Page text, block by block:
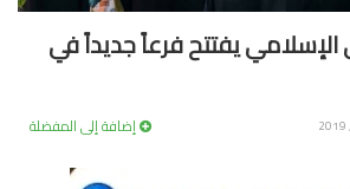
يفتتح فرعاً جديداً في
إضافة إلى المفضلة